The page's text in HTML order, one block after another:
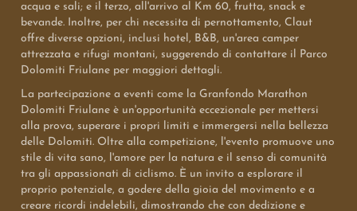
acqua e sali; e il terzo, all'arrivo al Km 60, frutta, snack e
bevande. Inoltre, per chi necessita di pernottamento, Claut
offre diverse opzioni, inclusi hotel, B&B, un'area camper
attrezzata e rifugi montani, suggerendo di contattare il Parco
Dolomiti Friulane per maggiori dettagli.
La partecipazione a eventi come la Granfondo Marathon
Dolomiti Friulane è un'opportunità eccezionale per mettersi
alla prova, superare i propri limiti e immergersi nella bellezza
delle Dolomiti. Oltre alla competizione, l'evento promuove uno
stile di vita sano, l'amore per la natura e il senso di comunità
tra gli appassionati di ciclismo. È un invito a esplorare il
proprio potenziale, a godere della gioia del movimento e a
creare ricordi indelebili, dimostrando che con dedizione e